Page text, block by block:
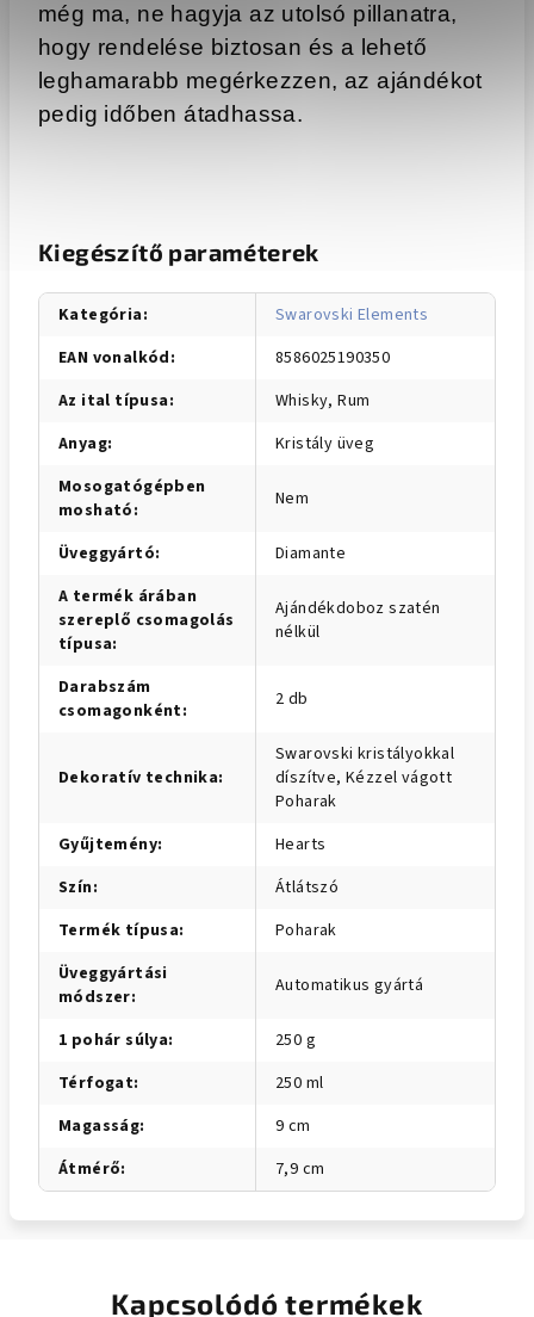
még ma, ne hagyja az utolsó pillanatra,
hogy rendelése biztosan és a lehető
leghamarabb megérkezzen, az ajándékot
pedig időben átadhassa.
Kiegészítő paraméterek
Kategória:
Swarovski Elements
EAN vonalkód:
8586025190350
Az ital típusa:
Whisky, Rum
Anyag:
Kristály üveg
Mosogatógépben
mosható: Nem
Üveggyártó:
Diamante
A termék árában
szereplő csomagolás
típusa:
Ajándékdoboz szatén
nélkül
Darabszám
csomagonként: 2 db
Dekoratív technika:
Swarovski kristályokkal
díszítve, Kézzel vágott
Poharak
Gyűjtemény:
Hearts
Szín:
Átlátszó
Termék típusa:
Poharak
Üveggyártási
módszer: Automatikus gyártá
1 pohár súlya:
250 g
Térfogat:
250 ml
Magasság:
9 cm
Átmérő: 7,9 cm
Kapcsolódó termékek